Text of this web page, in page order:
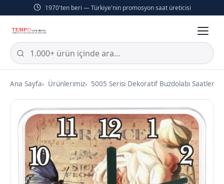
1970'ten beri — Türkiye'nin promosyon saat üreticisi
Ana Sayfa Ürünlerimiz 5005 Serisi Dekoratif Buzdolabı Saatleri